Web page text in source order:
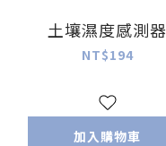
土壤濕度感測器
NT$194
加入購物車